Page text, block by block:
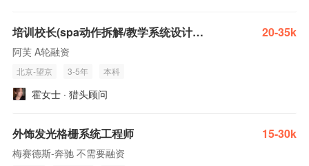
培训校长(spa动作拆解/教学系统设计方向) 20-35k
阿芙 A轮融资
北京-望京 3-5年 本科
霍女士 · 猎头顾问
外饰发光格栅系统工程师 15-30k
梅赛德斯-奔驰 不需要融资